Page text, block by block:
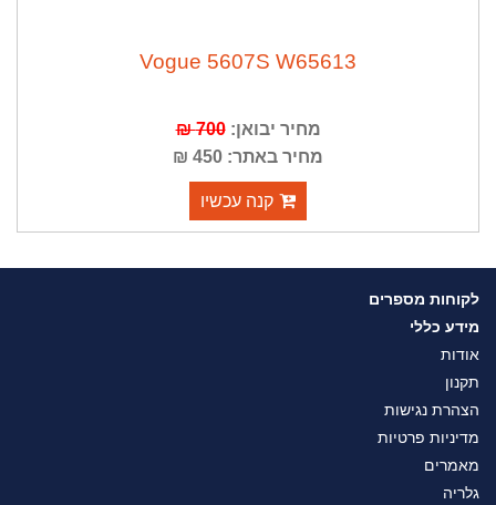
Vogue 5607S W65613
מחיר יבואן:700 ₪
מחיר באתר: 450 ₪
קנה עכשיו
לקוחות מספרים
מידע כללי
אודות
תקנון
הצהרת נגישות
מדיניות פרטיות
מאמרים
גלריה